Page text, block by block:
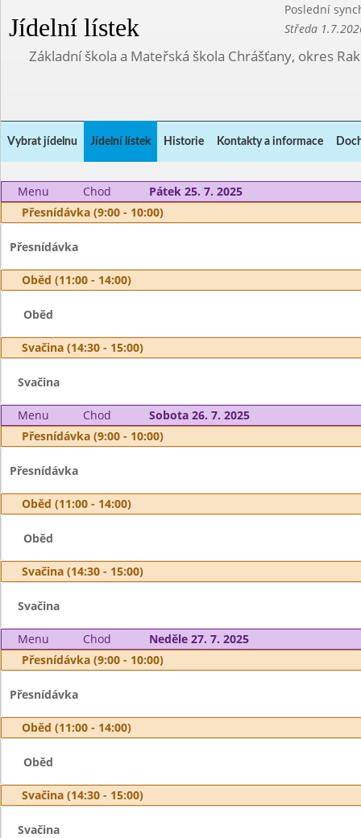
Jídelní lístek
Poslední
Středa
Základní škola a Mateřská škola Chrášťany, okres
Vybrat jídelnu Jídelní lístek Historie Kontakty a informace
Menu Chod
Pátek 25. 7. 2025
Přesnídávka (9:00 - 10:00)
Přesnídávka
Oběd (11:00 - 14:00)
Oběd
Svačina (14:30 - 15:00)
Svačina
Menu Chod
Sobota 26. 7. 2025
Přesnídávka (9:00 - 10:00)
Přesnídávka
Oběd (11:00 - 14:00)
Oběd
Svačina (14:30 - 15:00)
Svačina
Menu Chod
Neděle 27. 7. 2025
Přesnídávka (9:00 - 10:00)
Přesnídávka
Oběd (11:00 - 14:00)
Oběd
Svačina (14:30 - 15:00)
Svačina